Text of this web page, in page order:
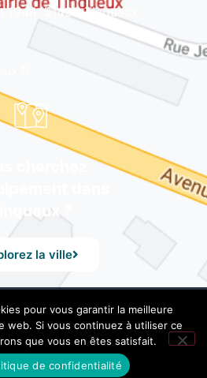
1944, 51430 Tinqueux
cherchez
dans
?
la ville
Avenue du 29 Août 1944, 51430
23 45 –
Mentions Légales – Design
by UXid
pour vous garantir la meilleure
web. Si vous continuez à utiliser ce
que vous en êtes satisfait.
de confidentialité